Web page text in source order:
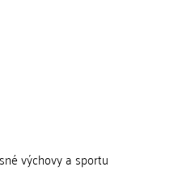
výchovy a sportu